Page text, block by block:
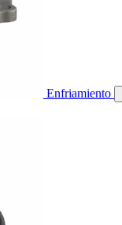
Enfriamiento